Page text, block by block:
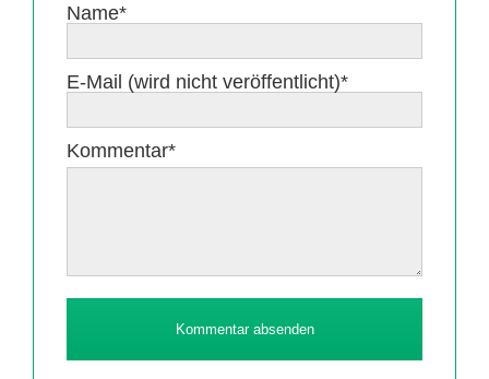
Pflichtfeld
Name*
Pflichtfeld
E-Mail (wird nicht veröffentlicht)*
Pflichtfeld
Kommentar*
Kommentar absenden